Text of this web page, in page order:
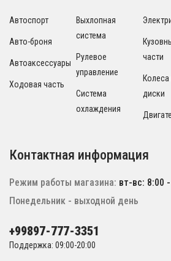
Автоспорт
Авто-броня
Автоаксессуары
Ходовая часть
Выхлопная
система
Рулевое
управление
Система
охлаждения
части
Колеса
диски
Контактная информация
Режим работы магазина: вт-вс: 8:00
Понедельник - выходной день
+99897-777-3351
Поддержка: 09:00-20:00